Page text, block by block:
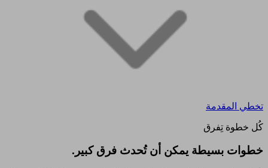
تخطي المقدمة
كُل خطوة تِفرق
خطوات بسيطة يمكن أن تُحدث فرق كبير.​